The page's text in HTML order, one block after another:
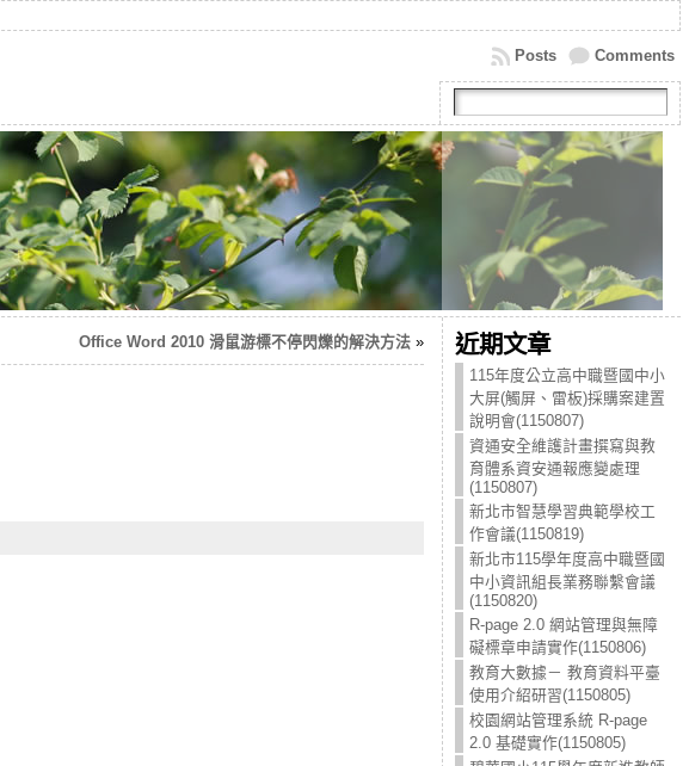
Comments
Posts
Office Word 2010 滑鼠游標不停閃爍的解決方法» 近期文章
115年度公立高中職暨國中小
大屏(觸屏、雷板)採購案建置
說明會(1150807)
資通安全維護計畫撰寫與教
育體系資安通報應變處理
(1150807)
新北市智慧學習典範學校工
作會議(1150819)
新北市115學年度高中職暨國
中小資訊組長業務聯繫會議
(1150820)
R-page 2.0 網站管理與無障
礙標章申請實作(1150806)
教育大數據－ 教育資料平臺
使用介紹研習(1150805)
校園網站管理系統 R-page
2.0 基礎實作(1150805)